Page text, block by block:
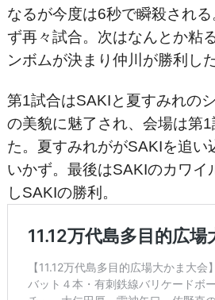
なるが今度は6秒で瞬殺され
ず再々試合。次はなんとか粘
ンボムが決まり仲川が勝利した
第1試合はSAKIと夏すみれの
の美貌に魅了され、会場は第
た。夏すみれががSAKIを追い
いかず。最後はSAKIのカワイ
しSAKIの勝利。